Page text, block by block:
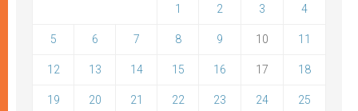
1 2 3 4
5 6 7 8 9 10 11
12 13 14 15 16 17 18
19 20 21 22 23 24 25